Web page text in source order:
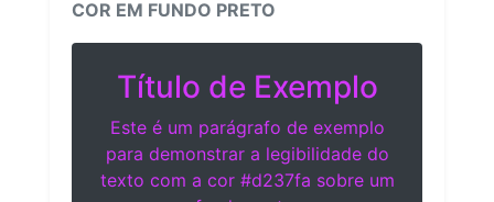
COR EM FUNDO PRETO
Título de Exemplo
Este é um parágrafo de exemplo
para demonstrar a legibilidade do
texto com a cor #d237fa sobre um